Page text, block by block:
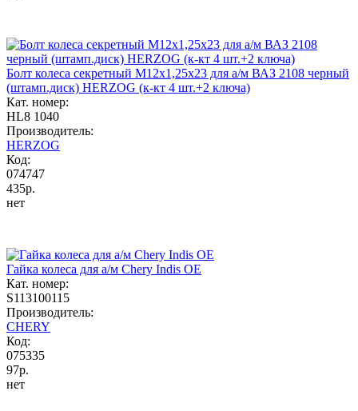
Болт колеса секретный М12x1,25x23 для а/м ВАЗ 2108 черный
(штамп.диск) HERZOG (к-кт 4 шт.+2 ключа)
Кат. номер:
HL8 1040
Производитель:
HERZOG
Код:
074747
435р.
нет
Гайка колеса для а/м Chery Indis OE
Кат. номер:
S113100115
Производитель:
CHERY
Код:
075335
97р.
нет